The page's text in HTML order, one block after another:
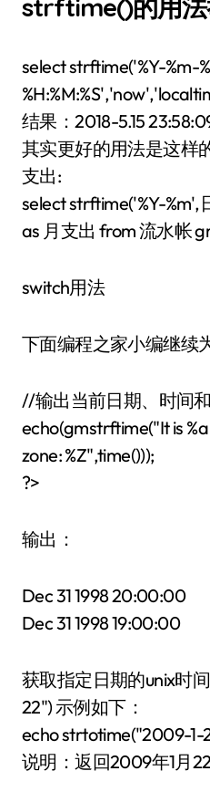
strftime()的用法
select strftime('%Y-%m-
结果：2018-5.15
其实更好的用法是这样
支出:
select strftime('%Y-%m',
as 月支出 from 流水帐
switch用法
下面编程之家小编继续
//输出当前日期、时间
echo(gmstrftime("It is %a
zone: %Z",time()));
?>
输出：
Dec 31 1998 20:00:00
Dec 31 1998 19:00:00
获取指定日期的unix时
22") 示例如下：
echo strtotime("2009-1-
说明：返回2009年1月